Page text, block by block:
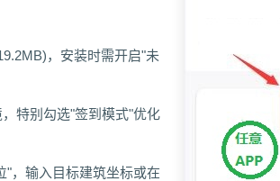
，安装时需开启"未
特别勾选"签到模式"优化
"，输入目标建筑坐标或在